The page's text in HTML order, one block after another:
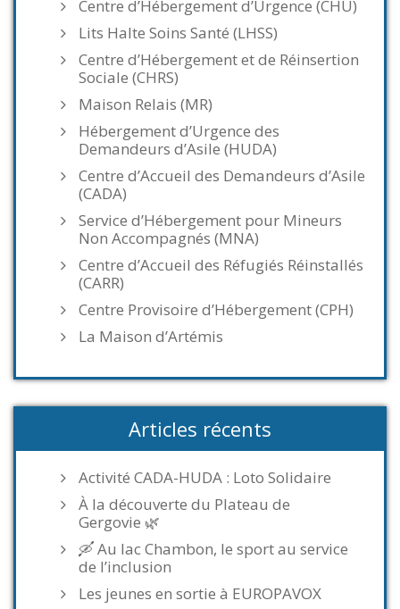
Centre d’Hébergement d’Urgence (CHU)
Lits Halte Soins Santé (LHSS)
Centre d’Hébergement et de Réinsertion
Sociale (CHRS)
Maison Relais (MR)
Hébergement d’Urgence des
Demandeurs d’Asile (HUDA)
Centre d’Accueil des Demandeurs d’Asile
(CADA)
Service d’Hébergement pour Mineurs
Non Accompagnés (MNA)
Centre d’Accueil des Réfugiés Réinstallés
(CARR)
Centre Provisoire d’Hébergement (CPH)
La Maison d’Artémis
Articles récents
Activité CADA-HUDA : Loto Solidaire
À la découverte du Plateau de
Gergovie 🌿
🛶 Au lac Chambon, le sport au service
de l’inclusion
Les jeunes en sortie à EUROPAVOX